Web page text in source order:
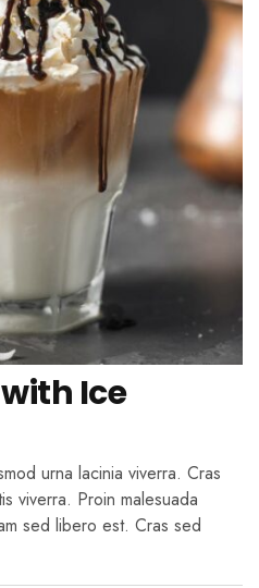
Ice
urna lacinia viverra. Cras
viverra. Proin malesuada
sed libero est. Cras sed